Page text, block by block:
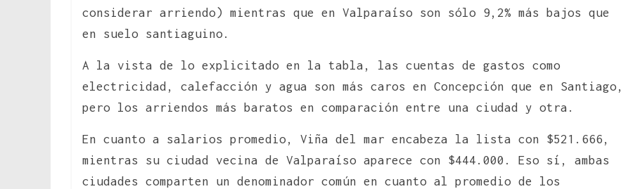
considerar arriendo) mientras que en Valparaíso son sólo 9,2% más bajos que
en suelo santiaguino.
A la vista de lo explicitado en la tabla, las cuentas de gastos como
electricidad, calefacción y agua son más caros en Concepción que en Santiago,
pero los arriendos más baratos en comparación entre una ciudad y otra.
En cuanto a salarios promedio, Viña del mar encabeza la lista con $521.666,
mientras su ciudad vecina de Valparaíso aparece con $444.000. Eso sí, ambas
ciudades comparten un denominador común en cuanto al promedio de los